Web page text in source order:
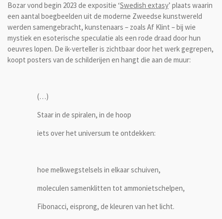
Bozar vond begin 2023 de expositie ‘Swedish extasy’ plaats waarin
een aantal boegbeelden uit de moderne Zweedse kunstwereld
werden samengebracht, kunstenaars – zoals Af Klint – bij wie
mystiek en esoterische speculatie als een rode draad door hun
oeuvres lopen. De ik-verteller is zichtbaar door het werk gegrepen,
koopt posters van de schilderijen en hangt die aan de muur:
(…)
Staar in de spiralen, in de hoop
iets over het universum te ontdekken:
hoe melkwegstelsels in elkaar schuiven,
moleculen samenklitten tot ammonietschelpen,
Fibonacci, eisprong, de kleuren van het licht.